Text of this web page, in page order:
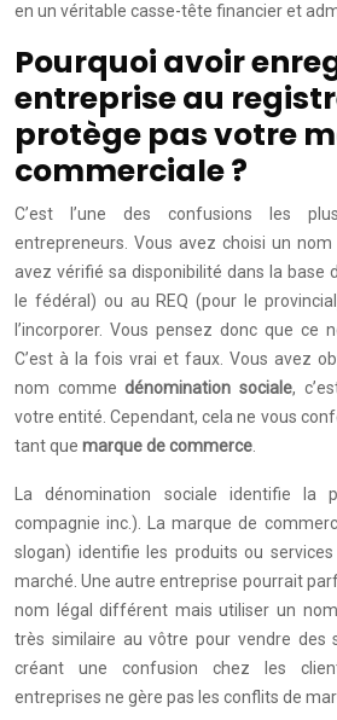
en un véritable casse-tête financier et
Pourquoi avoir
entreprise au
protège pas votre
commerciale ?
C’est l’une des confusions les
entrepreneurs. Vous avez choisi un
avez vérifié sa disponibilité dans la base
le fédéral) ou au REQ (pour le
l’incorporer. Vous pensez donc que ce
C’est à la fois vrai et faux. Vous avez
nom commedénomination sociale,
votre entité. Cependant, cela ne vous
tant que marque de commerce
La dénomination sociale identifie la
compagnie inc.). La marque de
slogan) identifie les produits ou
marché. Une autre entreprise pourrait
nom légal différent mais utiliser un
très similaire au vôtre pour vendre des
créant une confusion chez les
entreprises ne gère pas les conflits de